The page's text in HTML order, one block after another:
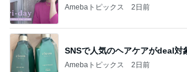
Amebaトピックス 2日前
次世代掃除機がやってきた！！
Amebaトピックス 6時間前